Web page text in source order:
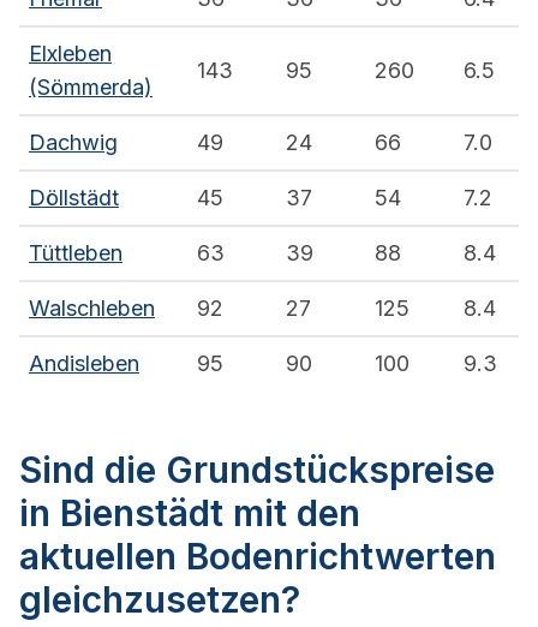
Elxleben
(Sömmerda)
143 95 260 6.5
Dachwig 49 24 66 7.0
Döllstädt 45 37 54 7.2
Tüttleben 63 39 88 8.4
Walschleben 92 27 125 8.4
Andisleben 95 90 100 9.3
Sind die Grundstückspreise
in Bienstädt mit den
aktuellen Bodenrichtwerten
gleichzusetzen?